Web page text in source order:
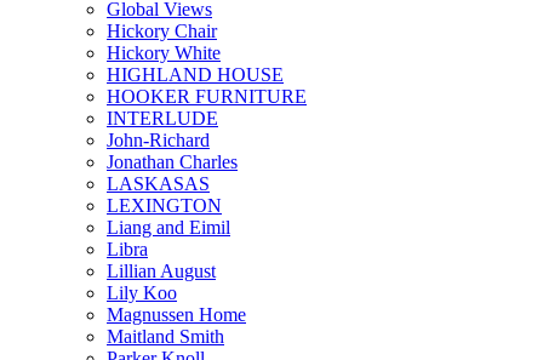
Global Views
Hickory Chair
Hickory White
HIGHLAND HOUSE
HOOKER FURNITURE
INTERLUDE
John-Richard
Jonathan Charles
LASKASAS
LEXINGTON
Liang and Eimil
Libra
Lillian August
Lily Koo
Magnussen Home
Maitland Smith